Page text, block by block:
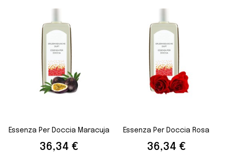
Essenza Per Doccia Maracuja
Prezzo
36,34 €
Essenza Per Doccia Rosa
Prezzo
36,34 €